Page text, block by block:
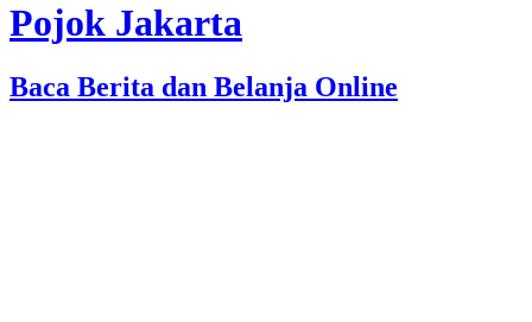
Pojok Jakarta
Baca Berita dan Belanja Online